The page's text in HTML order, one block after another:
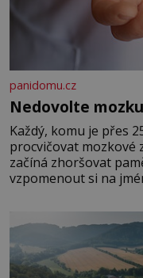
panidomu.cz
Nedovolte
Každý, komu je přes
procvičovat mozkové
začíná zhoršovat
vzpomenout si na
Je to opravdu tak, s
rozhodla stávkovat.